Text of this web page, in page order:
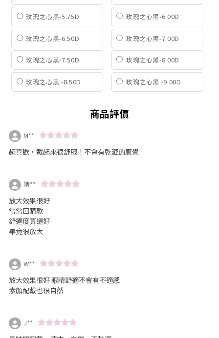
玫瑰之心黑-5.75D 玫瑰之心黑-6.00D
玫瑰之心黑-6.50D 玫瑰之心黑-7.00D
玫瑰之心黑-7.50D 玫瑰之心黑-8.00D
玫瑰之心黑 -8.50D 玫瑰之心黑 -9.00D
商品評價
M**
超喜歡，戴起來很舒服！不會有乾澀的感覺
靖**
放大效果很好
常常回購款
舒適度算還好
畢竟很放大
W**
放大效果很好 眼睛舒適不會有不適感
素顏配戴也很自然
J**